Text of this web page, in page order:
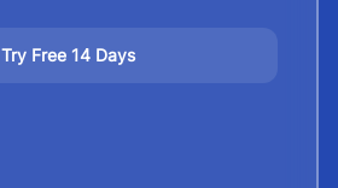
Try Free 14 Days